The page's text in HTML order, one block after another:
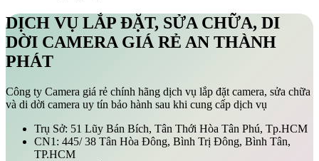
DỊCH VỤ LẮP ĐẶT, SỬA CHỮA, DI
DỜI CAMERA GIÁ RẺ AN THÀNH
PHÁT
Công ty Camera giá rẻ chính hãng dịch vụ lắp đặt camera, sửa chữa
và di dời camera uy tín bảo hành sau khi cung cấp dịch vụ
Trụ Sở: 51 Lũy Bán Bích, Tân Thới Hòa Tân Phú, Tp.HCM
CN1: 445/ 38 Tân Hòa Đông, Bình Trị Đông, Bình Tân,
TP.HCM